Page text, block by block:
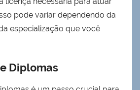
pode variar dependendo da
especialização que você
Diplomas